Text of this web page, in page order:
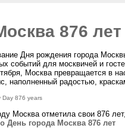
876 лет
Дня рождения города
событий для москвичей и
Москва превращается в
наполненный радостью,
Day 876 years
Москва отметила свои 876
День города Москва 876 лет